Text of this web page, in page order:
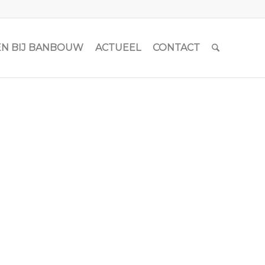
BIJ BANBOUW ACTUEEL CONTACT